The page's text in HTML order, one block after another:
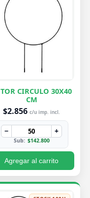
CIRCULO 30X40
CM
$2.856 c/u imp. incl.
− +
Sub: $142.800
Agregar al carrito